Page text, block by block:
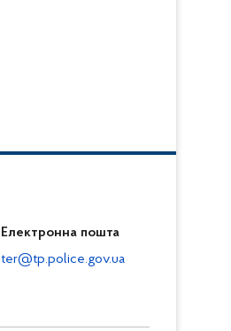
Електронна пошта
ter@tp.police.gov.ua